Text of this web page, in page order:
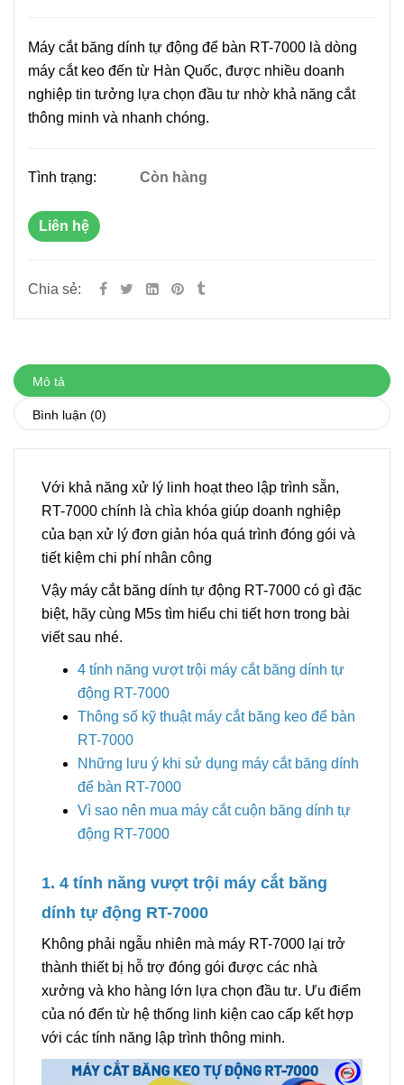
Máy cắt băng dính tự động để bàn RT-7000 là dòng
máy cắt keo đến từ Hàn Quốc, được nhiều doanh
nghiệp tin tưởng lựa chọn đầu tư nhờ khả năng cắt
thông minh và nhanh chóng.
Tình trạng: Còn hàng
Liên hệ
Chia sẻ:
Mô tả
Bình luận (0)
Với khả năng xử lý linh hoạt theo lập trình sẵn,
RT-7000 chính là chìa khóa giúp doanh nghiệp
của bạn xử lý đơn giản hóa quá trình đóng gói và
tiết kiệm chi phí nhân công
Vậy máy cắt băng dính tự động RT-7000 có gì đặc
biệt, hãy cùng M5s tìm hiểu chi tiết hơn trong bài
viết sau nhé.
4 tính năng vượt trội máy cắt băng dính tự
động RT-7000
Thông số kỹ thuật máy cắt băng keo để bàn
RT-7000
Những lưu ý khi sử dụng máy cắt băng dính
để bàn RT-7000
Vì sao nên mua máy cắt cuộn băng dính tự
động RT-7000
1. 4 tính năng vượt trội máy cắt băng
dính tự động RT-7000
Không phải ngẫu nhiên mà máy RT-7000 lại trở
thành thiết bị hỗ trợ đóng gói được các nhà
xưởng và kho hàng lớn lựa chọn đầu tư. Ưu điểm
của nó đến từ hệ thống linh kiện cao cấp kết hợp
với các tính năng lập trình thông minh.